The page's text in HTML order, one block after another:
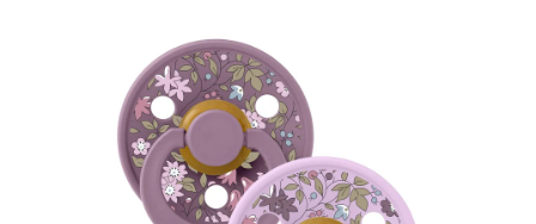
5
hvězdiček.